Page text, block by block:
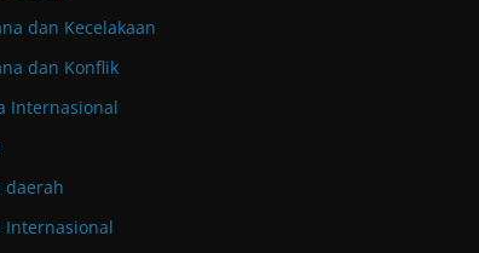
dan Kecelakaan
dan Konflik
Internasional
daerah
Internasional